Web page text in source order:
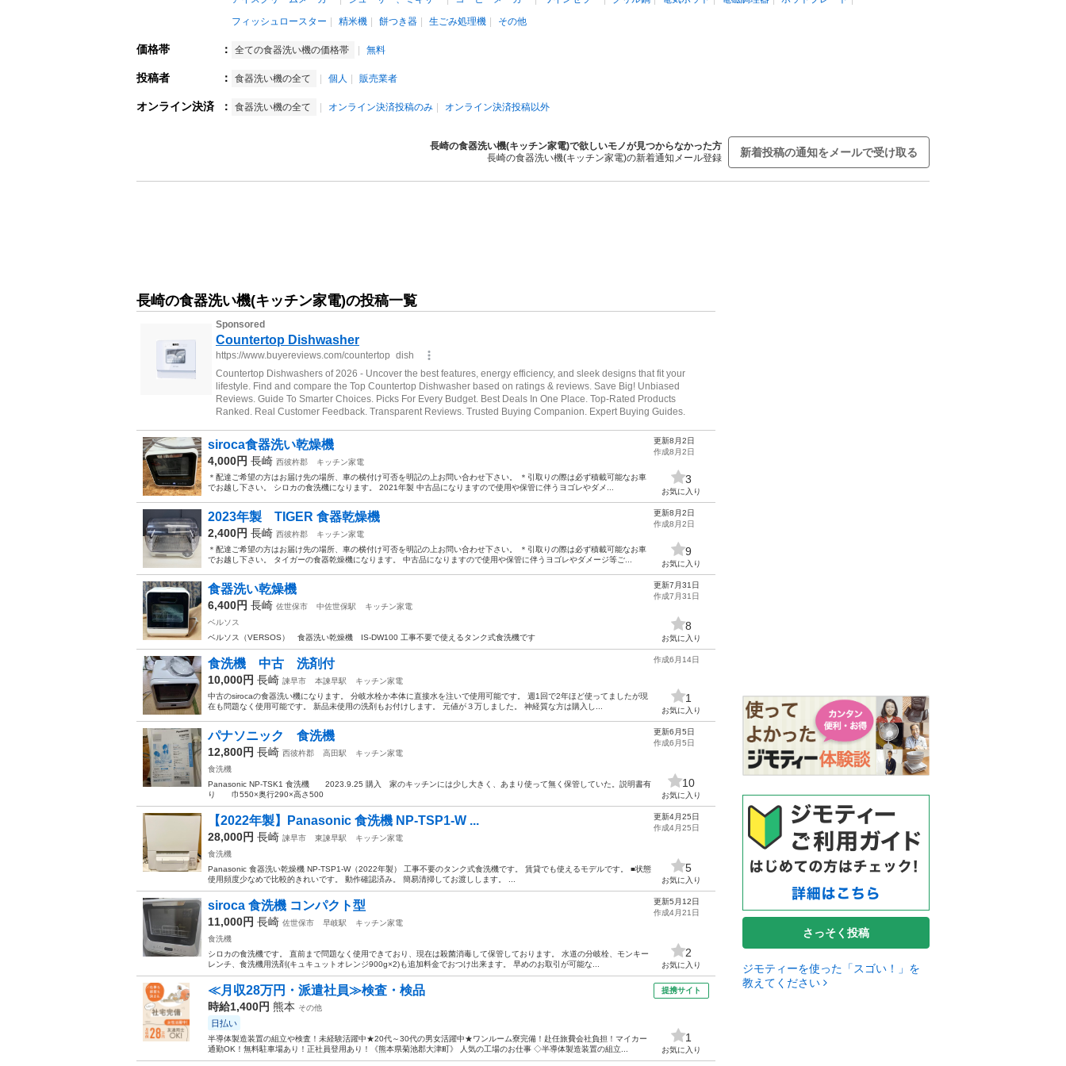
フィッシュロースター
精米機 餅つき器 生ごみ処理機 その他
価格帯 ： 全ての食器洗い機の価格帯 無料
投稿者 ： 食器洗い機の全て 個人 販売業者
オンライン決済 ： 食器洗い機の全て オンライン決済投稿のみ オンライン決済投稿以外
長崎の食器洗い機(キッチン家電)で欲しいモノが見つからなかった方
長崎の食器洗い機(キッチン家電)の新着通知メール登録
新着投稿の通知をメールで受け取る
長崎の食器洗い機(キッチン家電)の投稿一覧
siroca食器洗い乾燥機
4,000円 長崎 西彼杵郡
キッチン家電
＊配達ご希望の方はお届け先の場所、車の横付け可否を明記の上お問い合わせ下さい。 ＊引取りの際は必ず積載可能なお車
でお越し下さい。 シロカの食洗機になります。 2021年製 中古品になりますので使用や保管に伴うヨゴレやダメ...
更新8月2日
作成8月2日
3
お気に入り
2023年製 TIGER 食器乾燥機
2,400円 長崎 西彼杵郡
キッチン家電
＊配達ご希望の方はお届け先の場所、車の横付け可否を明記の上お問い合わせ下さい。 ＊引取りの際は必ず積載可能なお車
でお越し下さい。 タイガーの食器乾燥機になります。 中古品になりますので使用や保管に伴うヨゴレやダメージ等ご...
更新8月2日
作成8月2日
9
お気に入り
食器洗い乾燥機
6,400円 長崎 佐世保市 中佐世保駅
キッチン家電
ベルソス
ベルソス（VERSOS） 食器洗い乾燥機 IS-DW100 工事不要で使えるタンク式食洗機です
更新7月31日
作成7月31日
8
お気に入り
食洗機 中古 洗剤付
10,000円 長崎 諫早市 本諫早駅
キッチン家電
中古のsirocaの食器洗い機になります。 分岐水栓か本体に直接水を注いで使用可能です。 週1回で2年ほど使ってましたが現
在も問題なく使用可能です。 新品未使用の洗剤もお付けします。 元値が３万しました。 神経質な方は購入し...
作成6月14日
1
お気に入り
パナソニック 食洗機
12,800円 長崎 西彼杵郡 高田駅
キッチン家電
食洗機
Panasonic NP-TSK1 食洗機 2023.9.25 購入 家のキッチンには少し大きく、あまり使って無く保管していた。説明書有
り 巾550×奥行290×高さ500
更新6月5日
作成6月5日
10
お気に入り
【2022年製】Panasonic 食洗機 NP-TSP1-W ...
28,000円 長崎 諫早市 東諫早駅
キッチン家電
食洗機
Panasonic 食器洗い乾燥機 NP-TSP1-W（2022年製） 工事不要のタンク式食洗機です。 賃貸でも使えるモデルです。 ■状態
使用頻度少なめで比較的きれいです。 動作確認済み。 簡易清掃してお渡しします。 ...
更新4月25日
作成4月25日
5
お気に入り
siroca 食洗機 コンパクト型
11,000円 長崎 佐世保市 早岐駅
キッチン家電
食洗機
シロカの食洗機です。 直前まで問題なく使用できており、現在は殺菌消毒して保管しております。 水道の分岐栓、モンキー
レンチ、食洗機用洗剤(キュキュットオレンジ900g×2)も追加料金でおつけ出来ます。 早めのお取引が可能な...
更新5月12日
作成4月21日
2
お気に入り
≪月収28万円・派遣社員≫検査・検品
時給1,400円 熊本 その他
日払い
半導体製造装置の組立や検査！未経験活躍中★20代～30代の男女活躍中★ワンルーム寮完備！赴任旅費会社負担！マイカー
通勤OK！無料駐車場あり！正社員登用あり！《熊本県菊池郡大津町》 人気の工場のお仕事 ◇半導体製造装置の組立...
提携サイト
1
お気に入り
さっそく投稿
ジモティーを使った「スゴい！」を
教えてください